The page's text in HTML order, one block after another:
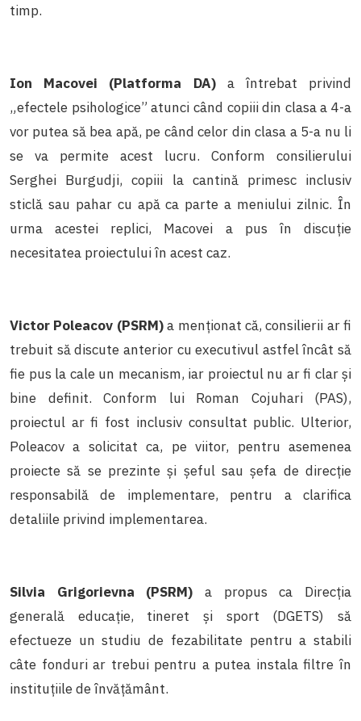
timp.
Ion Macovei (Platforma DA) a întrebat privind
„efectele psihologice” atunci când copiii din clasa a 4-a
vor putea să bea apă, pe când celor din clasa a 5-a nu li
se va permite acest lucru. Conform consilierului
Serghei Burgudji, copiii la cantină primesc inclusiv
sticlă sau pahar cu apă ca parte a meniului zilnic. În
urma acestei replici, Macovei a pus în discuție
necesitatea proiectului în acest caz.
Victor Poleacov (PSRM)a menționat că, consilierii ar fi
trebuit să discute anterior cu executivul astfel încât să
fie pus la cale un mecanism, iar proiectul nu ar fi clar și
bine definit. Conform lui Roman Cojuhari (PAS),
proiectul ar fi fost inclusiv consultat public. Ulterior,
Poleacov a solicitat ca, pe viitor, pentru asemenea
proiecte să se prezinte și șeful sau șefa de direcție
responsabilă de implementare, pentru a clarifica
detaliile privind implementarea.
Silvia Grigorievna (PSRM) a propus ca Direcția
generală educație, tineret și sport (DGETS) să
efectueze un studiu de fezabilitate pentru a stabili
câte fonduri ar trebui pentru a putea instala filtre în
instituțiile de învățământ.